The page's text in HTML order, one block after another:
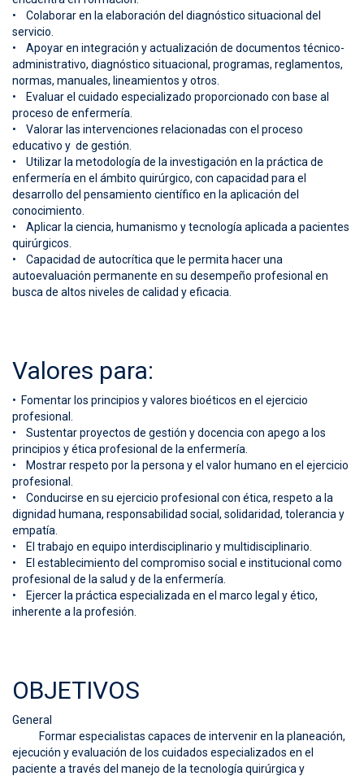
• Colaborar en la elaboración del diagnóstico situacional del
servicio.
• Apoyar en integración y actualización de documentos técnico-
administrativo, diagnóstico situacional, programas, reglamentos,
normas, manuales, lineamientos y otros.
• Evaluar el cuidado especializado proporcionado con base al
proceso de enfermería.
• Valorar las intervenciones relacionadas con el proceso
educativo y de gestión.
• Utilizar la metodología de la investigación en la práctica de
enfermería en el ámbito quirúrgico, con capacidad para el
desarrollo del pensamiento científico en la aplicación del
conocimiento.
• Aplicar la ciencia, humanismo y tecnología aplicada a pacientes
quirúrgicos.
• Capacidad de autocrítica que le permita hacer una
autoevaluación permanente en su desempeño profesional en
busca de altos niveles de calidad y eficacia.
Valores para:
• Fomentar los principios y valores bioéticos en el ejercicio
profesional.
• Sustentar proyectos de gestión y docencia con apego a los
principios y ética profesional de la enfermería.
• Mostrar respeto por la persona y el valor humano en el ejercicio
profesional.
• Conducirse en su ejercicio profesional con ética, respeto a la
dignidad humana, responsabilidad social, solidaridad, tolerancia y
empatía.
• El trabajo en equipo interdisciplinario y multidisciplinario.
• El establecimiento del compromiso social e institucional como
profesional de la salud y de la enfermería.
• Ejercer la práctica especializada en el marco legal y ético,
inherente a la profesión.
OBJETIVOS
General
Formar especialistas capaces de intervenir en la planeación,
ejecución y evaluación de los cuidados especializados en el
paciente a través del manejo de la tecnología quirúrgica y